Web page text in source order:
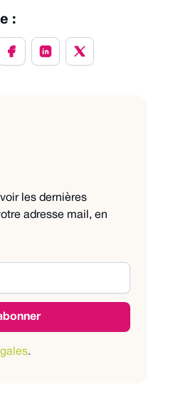
:
les dernières
adresse mail, en
.